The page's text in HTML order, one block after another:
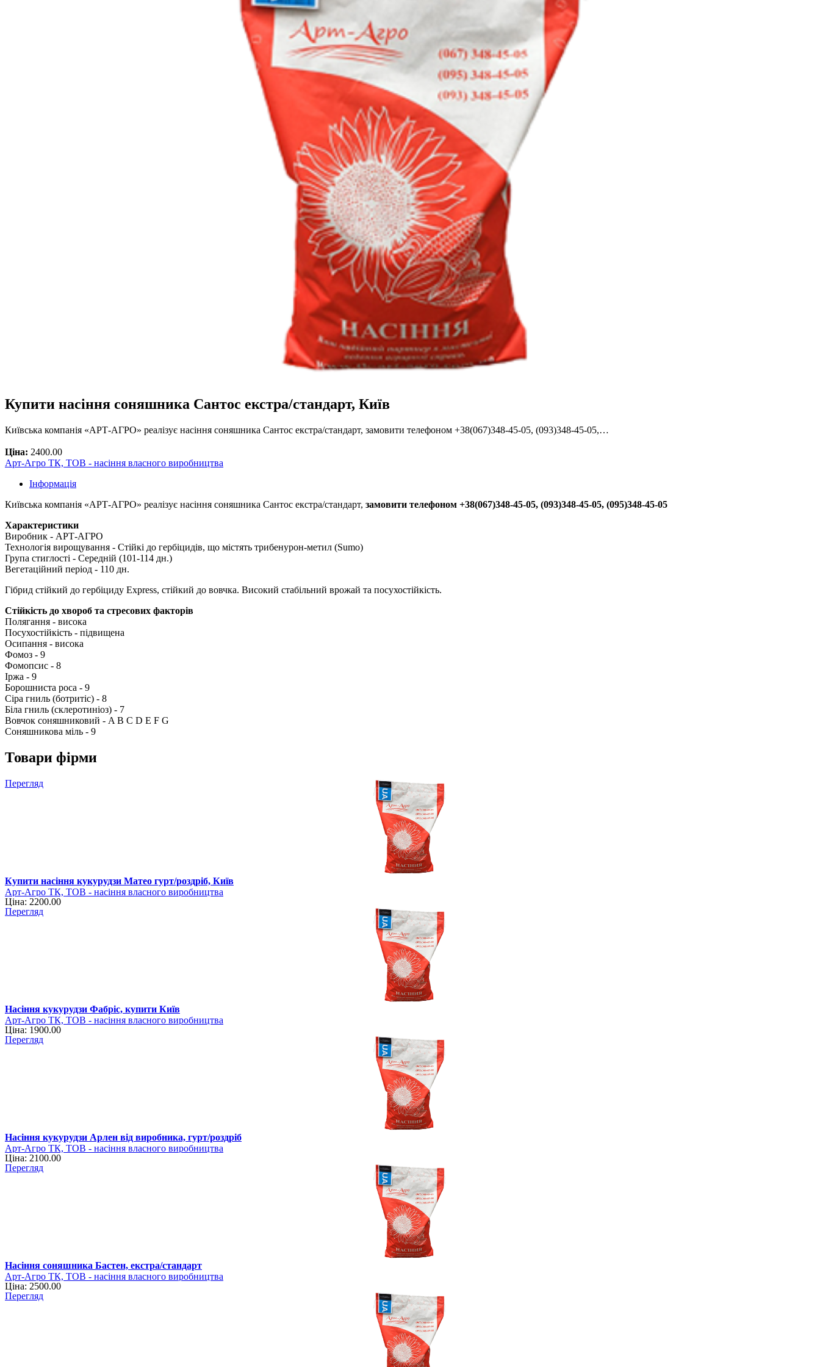
Купити насіння соняшника Сантос екстра/стандарт, Київ
Київська компанія «АРТ-АГРО» реалізує насіння соняшника Сантос екстра/стандарт, замовити телефоном +38(067)348-45-05, (093)348-45-05,…
Ціна: 2400.00
Арт-Агро ТК, ТОВ - насіння власного виробництва
Інформація
Київська компанія «АРТ-АГРО» реалізує насіння соняшника Сантос екстра/стандарт, замовити телефоном +38(067)348-45-05, (093)348-45-05, (095)348-45-05
Характеристики
Виробник - АРТ-АГРО
Технологія вирощування - Стійкі до гербіцидів, що містять трибенурон-метил (Sumo)
Група стиглості - Середній (101-114 дн.)
Вегетаційний період - 110 дн.
Гібрид стійкий до гербіциду Express, стійкий до вовчка. Високий стабільний врожай та посухостійкість.
Стійкість до хвороб та стресових факторів
Полягання - висока
Посухостійкість - підвищена
Осипання - висока
Фомоз - 9
Фомопсис - 8
Іржа - 9
Борошниста роса - 9
Сіра гниль (ботритіс) - 8
Біла гниль (склеротиніоз) - 7
Вовчок соняшниковий - A B C D Е F G
Соняшникова міль - 9
Товари фірми
Перегляд
Купити насіння кукурудзи Матео гурт/роздріб, Київ
Арт-Агро ТК, ТОВ - насіння власного виробництва
Ціна: 2200.00
Перегляд
Насіння кукурудзи Фабріс, купити Київ
Арт-Агро ТК, ТОВ - насіння власного виробництва
Ціна: 1900.00
Перегляд
Насіння кукурудзи Арлен від виробника, гурт/роздріб
Арт-Агро ТК, ТОВ - насіння власного виробництва
Ціна: 2100.00
Перегляд
Насіння соняшника Бастен, екстра/стандарт
Арт-Агро ТК, ТОВ - насіння власного виробництва
Ціна: 2500.00
Перегляд